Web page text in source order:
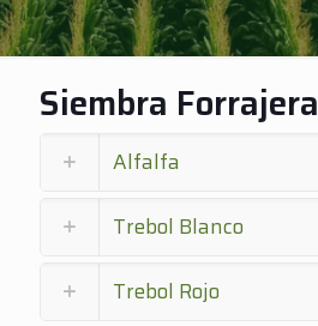
Siembra Forrajera
Alfalfa
Trebol Blanco
Trebol Rojo